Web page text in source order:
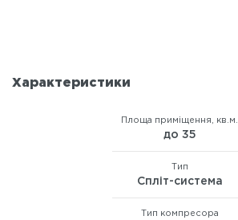
Характеристики
Площа приміщення, кв.м.
до 35
Тип
Спліт-система
Тип компресора